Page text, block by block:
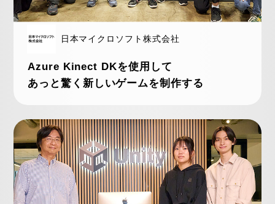
日本マイクロソフト株式会社
Azure Kinect DKを使用して
あっと驚く新しいゲームを制作する